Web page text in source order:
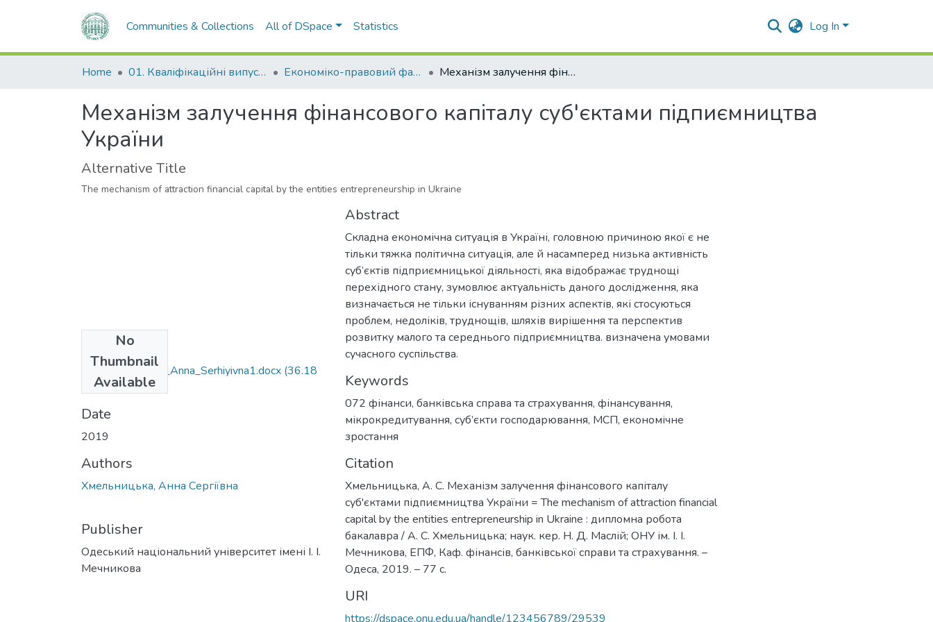
Communities & Collections All of DSpace Statistics Log In
Home 01. Кваліфікаційні випускні роботи здобувачів вищої освіти Економіко-правовий факультет Механізм залучення фінансового капіталу суб'єктами підпиємництва України
Механізм залучення фінансового капіталу суб'єктами підпиємництва
України
Alternative Title
The mechanism of attraction financial capital by the entities entrepreneurship in Ukraine
No
Thumbnail
Available
072Khmelnytska_Anna_Serhiyivna1.docx (36.18
KB)
Date
2019
Authors
Хмельницька, Анна Сергіївна
Publisher
Одеський національний університет імені І. І.
Мечникова
Abstract
Складна економічна ситуація в Україні, головною причиною якої є не
тільки тяжка політична ситуація, але й насамперед низька активність
суб’єктів підприємницької діяльності, яка відображає труднощі
перехідного стану, зумовлює актуальність даного дослідження, яка
визначається не тільки існуванням різних аспектів, які стосуються
проблем, недоліків, труднощів, шляхів вирішення та перспектив
розвитку малого та середнього підприємництва. визначена умовами
сучасного суспільства.
Keywords
072 фінанси, банківська справа та страхування, фінансування,
мікрокредитування, суб’єкти господарювання, МСП, економічне
зростання
Citation
Хмельницька, А. С. Механізм залучення фінансового капіталу
суб'єктами підпиємництва України = The mechanism of attraction financial
capital by the entities entrepreneurship in Ukraine : дипломна робота
бакалавра / А. С. Хмельницька; наук. кер. Н. Д. Маслій; ОНУ ім. І. І.
Мечникова, ЕПФ, Каф. фінансів, банківської справи та страхування. –
Одеса, 2019. – 77 с.
URI
https://dspace.onu.edu.ua/handle/123456789/29539